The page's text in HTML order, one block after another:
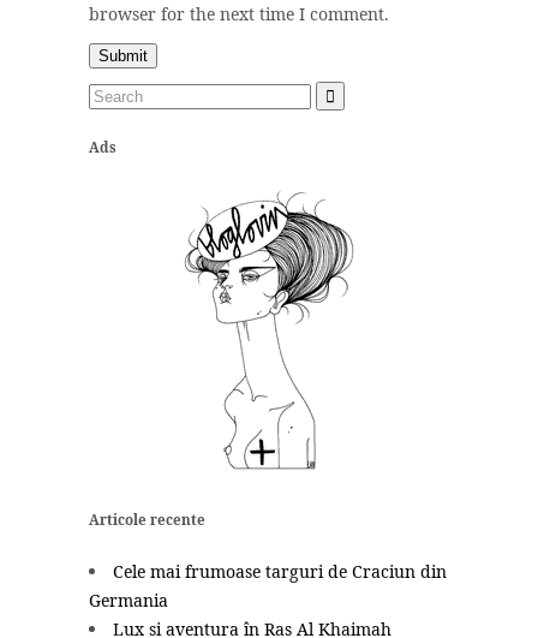
browser for the next time I comment.
Ads
Articole recente
Cele mai frumoase targuri de Craciun din
Germania
Lux si aventura în Ras Al Khaimah